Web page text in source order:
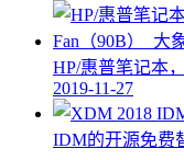
HP/惠普笔记本
2019-11-27
IDM的开源免费